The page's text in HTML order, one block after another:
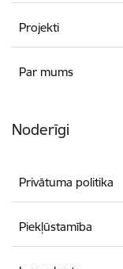
Projekti
Par mums
Noderīgi
Privātuma politika
Piekļūstamība